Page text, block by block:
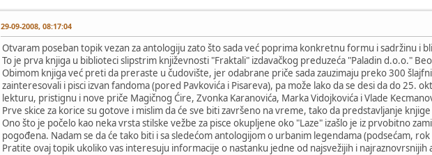
29-09-2008, 08:17:04
Otvaram poseban topik vezan za antologiju zato što sada već poprima konkretnu formu i sadržinu i
To je prva knjiga u biblioteci slipstrim književnosti "Fraktali" izdavačkog preduzeća "Paladin d.o.o."
Obimom knjiga već preti da preraste u čudovište, jer odabrane priče sada zauzimaju preko 300
zainteresovali i pisci izvan fandoma (pored Pavkovića i Pisareva), pa može lako da se desi da do 25.
lekturu, pristignu i nove priče Magičnog Ćire, Zvonka Karanovića, Marka Vidojkovića i Vlade
Prve skice za korice su gotove i mislim da će sve biti završeno na vreme, tako da predstavljanje
Ono što je počelo kao neka vrsta stilske vežbe za pisce okupljene oko "Laze" izašlo je iz prvobitno
pogođena. Nadam se da će tako biti i sa sledećom antologijom o urbanim legendama (podsećam,
Pratite ovaj topik ukoliko vas interesuju informacije o nastanku jedne od najsvežijih i